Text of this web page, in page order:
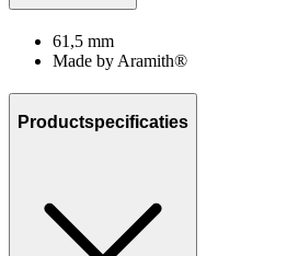
61,5 mm
Made by Aramith®
Productspecificaties